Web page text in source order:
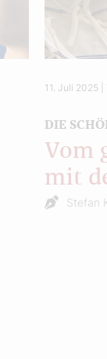
11. Juli 2025
DIE
Vom
mit
Stefan